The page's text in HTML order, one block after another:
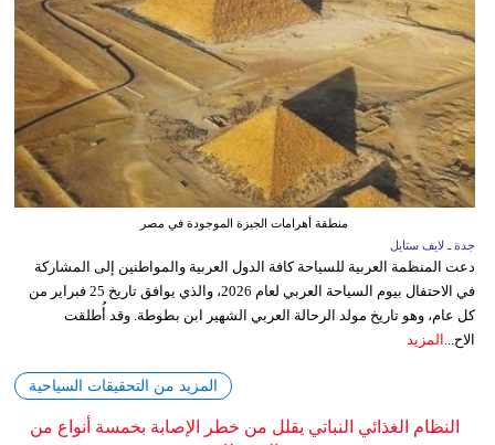
منطقة أهرامات الجيزة الموجودة في مصر
جدة ـ لايف ستايل
دعت المنظمة العربية للسياحة كافة الدول العربية والمواطنين إلى المشاركة
في الاحتفال بيوم السياحة العربي لعام 2026، والذي يوافق تاريخ 25 فبراير من
كل عام، وهو تاريخ مولد الرحالة العربي الشهير ابن بطوطة. وقد أُطلقت
الاح... المزيد
المزيد من التحقيقات السياحية
النظام الغذائي النباتي يقلل من خطر الإصابة بخمسة أنواع من